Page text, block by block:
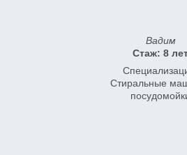
Вадим
Стаж: 8
Стиральные